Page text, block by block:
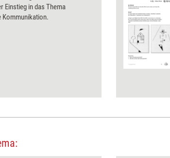
Einstieg in das Thema
Kommunikation.